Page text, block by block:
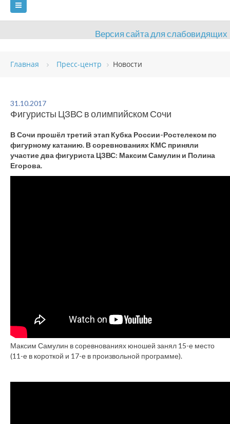
Версия сайта для слабовидящих
ГЛАВНАЯ
ВИДЫ СПОРТА
ОЦЕНКА КАЧЕСТВА ОБРАЗОВАНИЯ ВАКАНСИИ
ПЛАТНЫЕ УСЛУГИ
Главная Пресс-центр Новости
31.10.2017
Фигуристы ЦЗВС в олимпийском Сочи
В Сочи прошёл третий этап Кубка России-Ростелеком по
фигурному катанию. В соревнованиях КМС приняли
участие два фигуриста ЦЗВС: Максим Самулин и Полина
Егорова.
Максим Самулин в соревнованиях юношей занял 15-е место
(11-е в короткой и 17-е в произвольной программе).